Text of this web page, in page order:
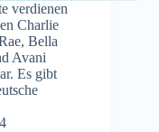
verdienen
Charlie
Bella
Avani
Es gibt